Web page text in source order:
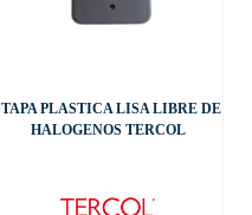
TAPA PLASTICA LISA LIBRE DE
HALOGENOS TERCOL